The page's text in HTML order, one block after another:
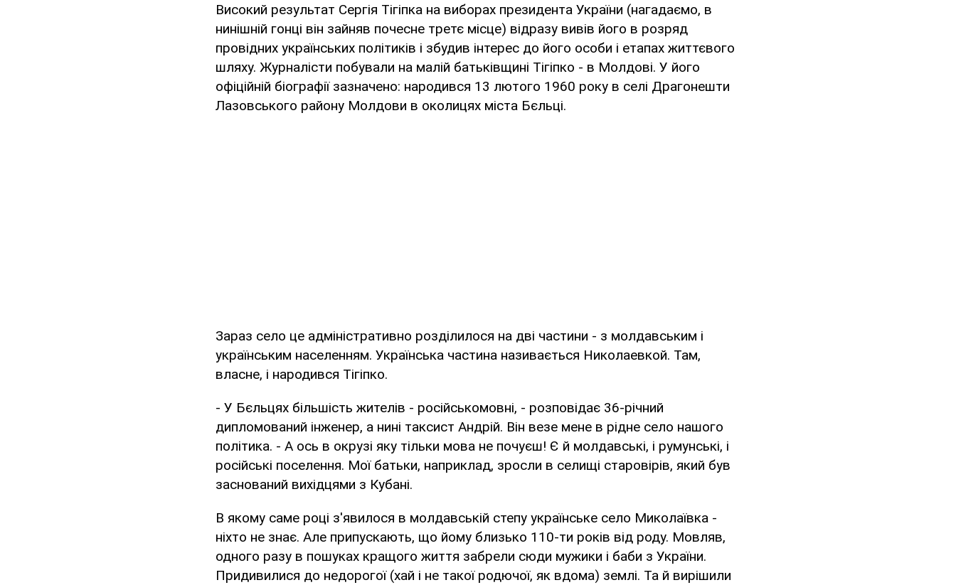
Високий результат Сергія Тігіпка на виборах президента України (нагадаємо, в
нинішній гонці він зайняв почесне третє місце) відразу вивів його в розряд
провідних українських політиків і збудив інтерес до його особи і етапах життєвого
шляху. Журналісти побували на малій батьківщині Тігіпко - в Молдові. У його
офіційній біографії зазначено: народився 13 лютого 1960 року в селі Драгонешти
Лазовського району Молдови в околицях міста Бєльці.
Зараз село це адміністративно розділилося на дві частини - з молдавським і
українським населенням. Українська частина називається Николаевкой. Там,
власне, і народився Тігіпко.
- У Бєльцях більшість жителів - російськомовні, - розповідає 36-річний
дипломований інженер, а нині таксист Андрій. Він везе мене в рідне село нашого
політика. - А ось в окрузі яку тільки мова не почуєш! Є й молдавські, і румунські, і
російські поселення. Мої батьки, наприклад, зросли в селищі старовірів, який був
заснований вихідцями з Кубані.
В якому саме році з'явилося в молдавській степу українське село Миколаївка -
ніхто не знає. Але припускають, що йому близько 110-ти років від роду. Мовляв,
одного разу в пошуках кращого життя забрели сюди мужики і баби з України.
Придивилися до недорогої (хай і не такої родючої, як вдома) землі. Та й вирішили